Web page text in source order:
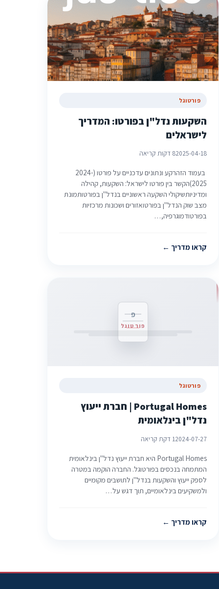
פורטוגל
השקעות נדל"ן בפורטו: המדריך
לישראלים
2025-04-188 דקות קריאה
בעמוד הזהרקע ונתונים עדכניים על פורטו (2024-
2025)הקשר בין פורטו לישראל: השקעות, קהילה
ומדיניותשיקולי השקעה ראשוניים בנדל"ן בפורטותמונת
מצב שוק הנדל"ן בפורטואזורים ושכונות מרכזיות
בפורטודמוגרפיה,…
קראו מדריך
פ
פורטוגל
פורטוגל
Portugal Homes | חברת ייעוץ
נדל"ן בינלאומית
2024-07-271 דקת קריאה
Portugal Homes היא חברת ייעוץ נדל"ן בינלאומית
המתמחה בנכסים בפורטוגל. החברה הוקמה במטרה
לספק ייעוץ והשקעות בנדל"ן לתושבים מקומיים
ולמשקיעים בינלאומיים, תוך דגש על…
קראו מדריך